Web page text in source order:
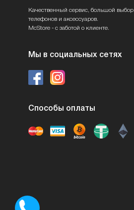
Качественный сервис, большой выбор
телефонов и аксессуаров.
McStore - с заботой о клиенте.
Мы в социальных сетях
Способы оплаты